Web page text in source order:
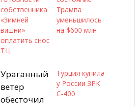
собственника
«Зимней
вишни»
оплатить снос
ТЦ
Трампа
уменьшилось
на $600 млн
Ураганный
ветер
обесточил
Турция купила
у России ЗРК
С-400